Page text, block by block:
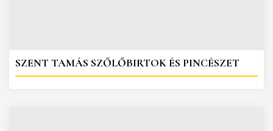
SZENT TAMÁS SZŐLŐBIRTOK ÉS PINCÉSZET